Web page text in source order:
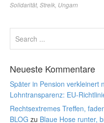
Solidarität, Streik Ungarn
Neueste Kommentare
Später in Pension verkleinert
Lohntransparenz: EU-
Rechtsextremes Treffen,
BLOG zu Blaue Hose runter,